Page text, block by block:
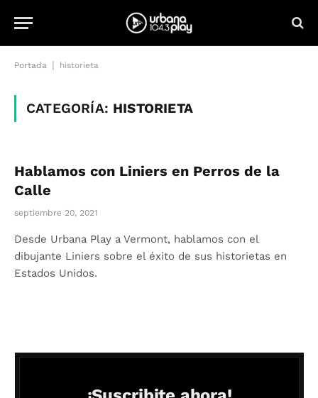
Portada historieta
CATEGORÍA: HISTORIETA
Hablamos con Liniers en Perros de la
Calle
septiembre 20, 2021
Desde Urbana Play a Vermont, hablamos con el
dibujante Liniers sobre el éxito de sus historietas en
Estados Unidos.